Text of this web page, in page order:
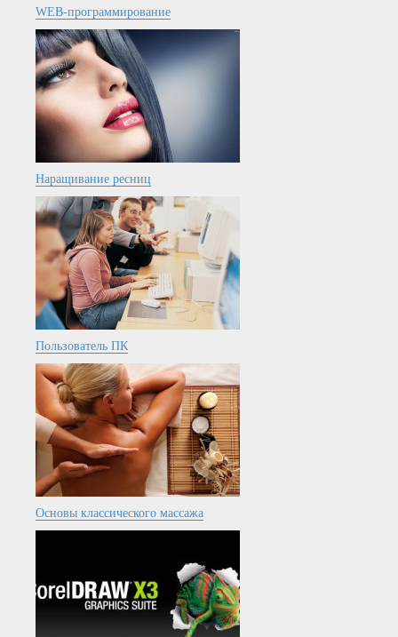
WEB-программирование
Наращивание ресниц
Пользователь ПК
Основы классического массажа